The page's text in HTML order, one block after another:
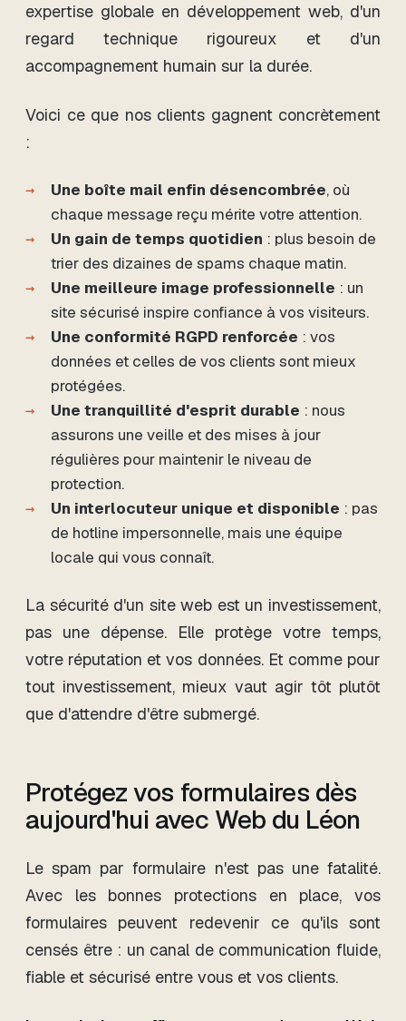
expertise globale en développement web, d'un
regard technique rigoureux et d'un
accompagnement humain sur la durée.
Voici ce que nos clients gagnent concrètement
:
Une boîte mail enfin désencombrée, où
chaque message reçu mérite votre attention.
Un gain de temps quotidien : plus besoin de
trier des dizaines de spams chaque matin.
Une meilleure image professionnelle : un
site sécurisé inspire confiance à vos visiteurs.
Une conformité RGPD renforcée : vos
données et celles de vos clients sont mieux
protégées.
Une tranquillité d'esprit durable : nous
assurons une veille et des mises à jour
régulières pour maintenir le niveau de
protection.
Un interlocuteur unique et disponible : pas
de hotline impersonnelle, mais une équipe
locale qui vous connaît.
La sécurité d'un site web est un investissement,
pas une dépense. Elle protège votre temps,
votre réputation et vos données. Et comme pour
tout investissement, mieux vaut agir tôt plutôt
que d'attendre d'être submergé.
Protégez vos formulaires dès
aujourd'hui avec Web du Léon
Le spam par formulaire n'est pas une fatalité.
Avec les bonnes protections en place, vos
formulaires peuvent redevenir ce qu'ils sont
censés être : un canal de communication fluide,
fiable et sécurisé entre vous et vos clients.